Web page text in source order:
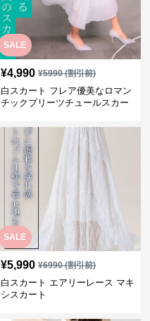
SALE
¥4,990 ¥5990(割引前)
白スカート フレア優美なロマン
チックブリーツチュールスカー
SALE
¥5,990 ¥6990(割引前)
白スカート エアリーレース マキ
シスカート